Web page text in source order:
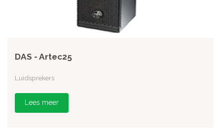
DAS - Artec25
Luidsprekers
Lees meer